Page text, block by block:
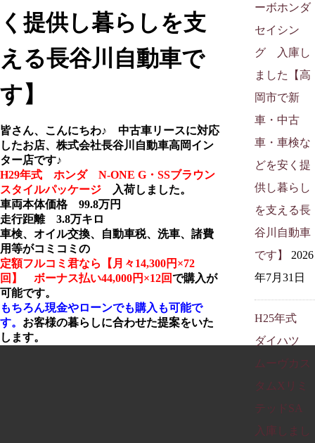
く提供し暮らしを支
える長谷川自動車で
す】
皆さん、こんにちわ♪ 中古車リースに対応
したお店、株式会社長谷川自動車高岡イン
ター店です♪
H29年式 ホンダ N-ONE G・SSブラウン
スタイルパッケージ
入荷しました。
車両本体価格 99.8万円
走行距離 3.8万キロ
車検、オイル交換、自動車税、洗車、諸費
用等がコミコミの
定額フルコミ君なら【月々14,300円×72
回】 ボーナス払い44,000円×12回で購入が
可能です。
もちろん現金やローンでも購入も可能で
す。 お客様の暮らしに合わせた提案をいた
します。
ーボホンダ
セイシン
グ 入庫し
ました【高
岡市で新
車・中古
車・車検な
どを安く提
供し暮らし
を支える長
谷川自動車
です】
2026
年7月31日
H25年式
ダイハツ
ムーヴカス
タムXリミ
テッドSA
入庫しまし